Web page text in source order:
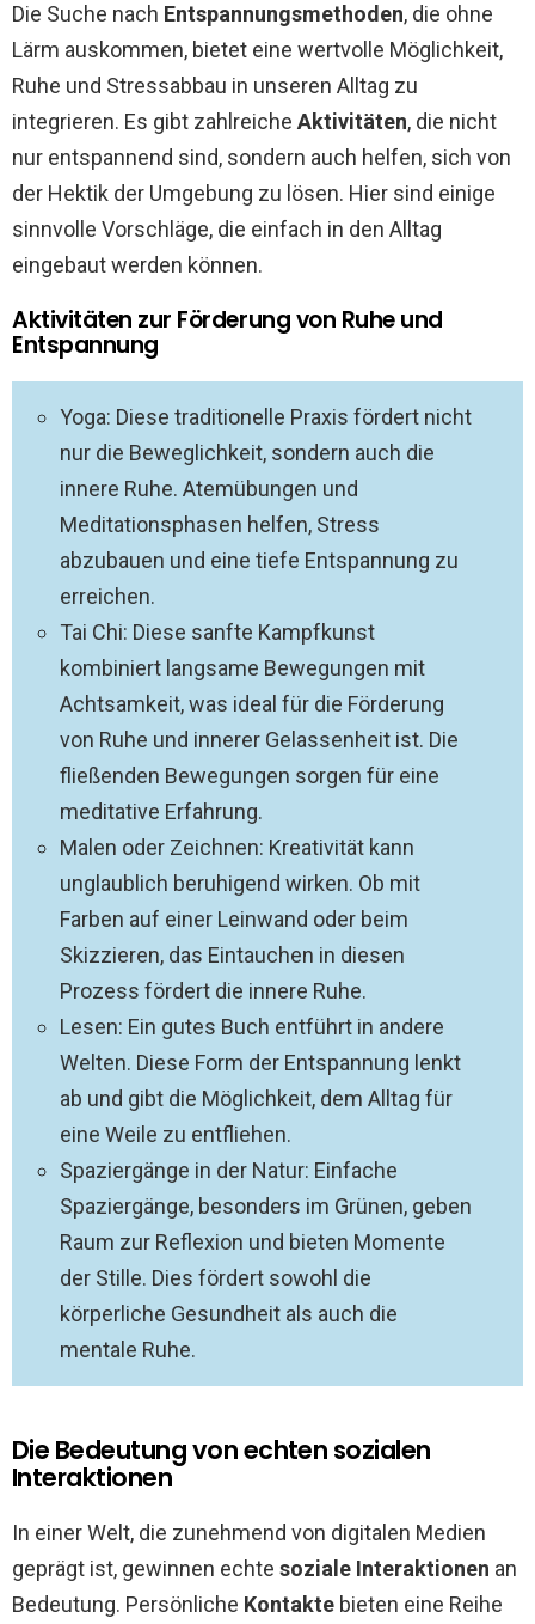
Die Suche nach Entspannungsmethoden, die ohne
Lärm auskommen, bietet eine wertvolle Möglichkeit,
Ruhe und Stressabbau in unseren Alltag zu
integrieren. Es gibt zahlreiche Aktivitäten, die nicht
nur entspannend sind, sondern auch helfen, sich von
der Hektik der Umgebung zu lösen. Hier sind einige
sinnvolle Vorschläge, die einfach in den Alltag
eingebaut werden können.
Aktivitäten zur Förderung von Ruhe und
Entspannung
Yoga: Diese traditionelle Praxis fördert nicht
nur die Beweglichkeit, sondern auch die
innere Ruhe. Atemübungen und
Meditationsphasen helfen, Stress
abzubauen und eine tiefe Entspannung zu
erreichen.
Tai Chi: Diese sanfte Kampfkunst
kombiniert langsame Bewegungen mit
Achtsamkeit, was ideal für die Förderung
von Ruhe und innerer Gelassenheit ist. Die
fließenden Bewegungen sorgen für eine
meditative Erfahrung.
Malen oder Zeichnen: Kreativität kann
unglaublich beruhigend wirken. Ob mit
Farben auf einer Leinwand oder beim
Skizzieren, das Eintauchen in diesen
Prozess fördert die innere Ruhe.
Lesen: Ein gutes Buch entführt in andere
Welten. Diese Form der Entspannung lenkt
ab und gibt die Möglichkeit, dem Alltag für
eine Weile zu entfliehen.
Spaziergänge in der Natur: Einfache
Spaziergänge, besonders im Grünen, geben
Raum zur Reflexion und bieten Momente
der Stille. Dies fördert sowohl die
körperliche Gesundheit als auch die
mentale Ruhe.
Die Bedeutung von echten sozialen
Interaktionen
In einer Welt, die zunehmend von digitalen Medien
geprägt ist, gewinnen echte soziale Interaktionen an
Bedeutung. Persönliche Kontakte bieten eine Reihe